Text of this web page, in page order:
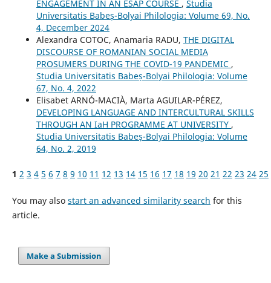
ENGAGEMENT IN AN ESAP COURSE , Studia
Universitatis Babeș-Bolyai Philologia: Volume 69, No.
4, December 2024
Alexandra COTOC, Anamaria RADU, THE DIGITAL
DISCOURSE OF ROMANIAN SOCIAL MEDIA
PROSUMERS DURING THE COVID-19 PANDEMIC ,
Studia Universitatis Babeș-Bolyai Philologia: Volume
67, No. 4, 2022
Elisabet ARNÓ-MACIÀ, Marta AGUILAR-PÉREZ,
DEVELOPING LANGUAGE AND INTERCULTURAL SKILLS
THROUGH AN IaH PROGRAMME AT UNIVERSITY ,
Studia Universitatis Babeș-Bolyai Philologia: Volume
64, No. 2, 2019
1 2 3 4 5 6 7 8 9 10 11 12 13 14 15 16 17 18 19 20 21 22 23 24 25
You may also start an advanced similarity search for this
article.
Make a Submission